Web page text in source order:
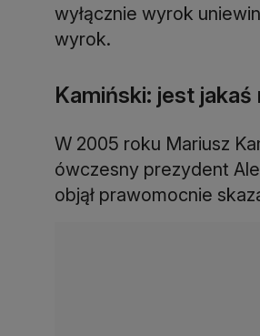
wyłącznie wyrok
wyrok.
Kamiński: jest
W 2005 roku Mariusz
ówczesny prezydent
objął prawomocnie